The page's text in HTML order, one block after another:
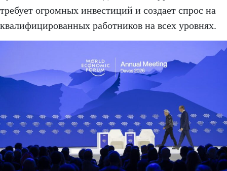
требует огромных инвестиций и создает спрос на
квалифицированных работников на всех уровнях.